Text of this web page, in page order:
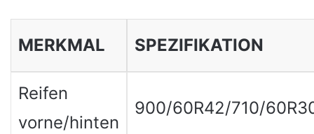
MERKMAL SPEZIFIKATION
Reifen
vorne/hinten
900/60R42/710/